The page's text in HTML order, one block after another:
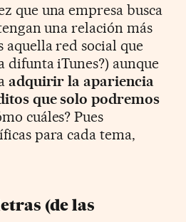
que una empresa busca
una relación más
aquella red social que
difunta iTunes?) aunque
adquirir la apariencia
que solo podremos
cuáles? Pues
para cada tema,
(de las